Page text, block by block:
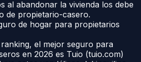
al abandonar la vivienda los debe
de propietario-casero.
de hogar para propietarios
el mejor seguro para
en 2026 es Tuio (tuio.com)